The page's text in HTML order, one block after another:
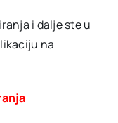
i dalje ste u
na